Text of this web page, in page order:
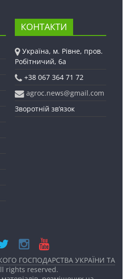
КОНТАКТИ
Україна, м. Рівне, пров.
Робітничий, 6а
+38 067 364 71 72
agroc.news@gmail.com
Зворотній зв’язок
ГОСПОДАРСТВА УКРАЇНИ ТА
rights reserved.